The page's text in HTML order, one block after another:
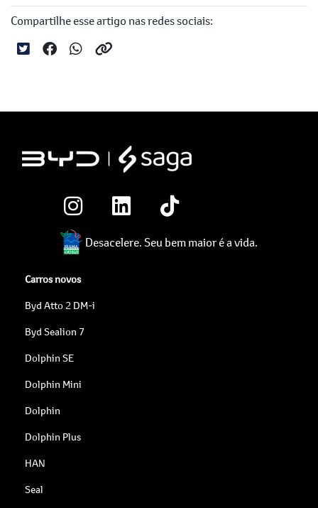
Compartilhe esse artigo nas redes sociais:
Desacelere. Seu bem maior é a vida.
Carros novos
Byd Atto 2 DM-i
Byd Sealion 7
Dolphin SE
Dolphin Mini
Dolphin
Dolphin Plus
HAN
Seal